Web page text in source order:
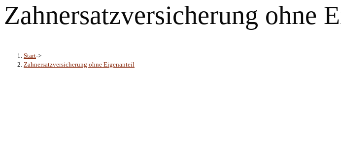
Zahnersatzversicherung ohne
Start->
Zahnersatzversicherung ohne Eigenanteil